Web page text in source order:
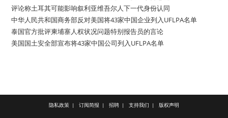
评论称土耳其可能影响叙利亚维吾尔人下一代身份认同
中华人民共和国商务部反对美国将43家中国企业列入UFLPA名单
泰国官方批评柬埔寨人权状况问题特别报告员的言论
美国国土安全部宣布将43家中国公司列入UFLPA名单
隐私政策 订阅简报 招聘 支持我们 版权声明